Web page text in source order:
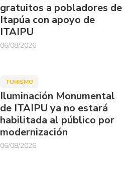
gratuitos a pobladores de
Itapúa con apoyo de
ITAIPU
06/08/2026
TURISMO
Iluminación Monumental
de ITAIPU ya no estará
habilitada al público por
modernización
06/08/2026